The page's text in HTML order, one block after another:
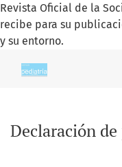
Revista Oficial de la
recibe para su
y su entorno.
Declaración